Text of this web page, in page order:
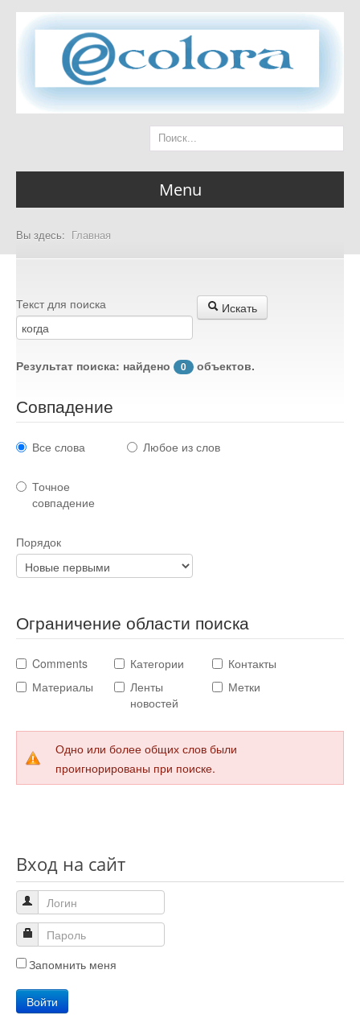
Menu
Главная страница
Разделы
Стихотворения
Детям
Кино
Кулинария
Своё дело
Юмор
Мысли
Языки
Lietuviškai
English
Контакты
Вы здесь: Главная
Текст для поиска Искать
Результат поиска: найдено 0 объектов.
Совпадение
Все слова Любое из слов
Точное
совпадение
Порядок
Ограничение области поиска
Comments Категории
Контакты
Материалы
Ленты
новостей
Метки
Одно или более общих слов были
проигнорированы при поиске.
Вход на сайт
Запомнить меня
Войти